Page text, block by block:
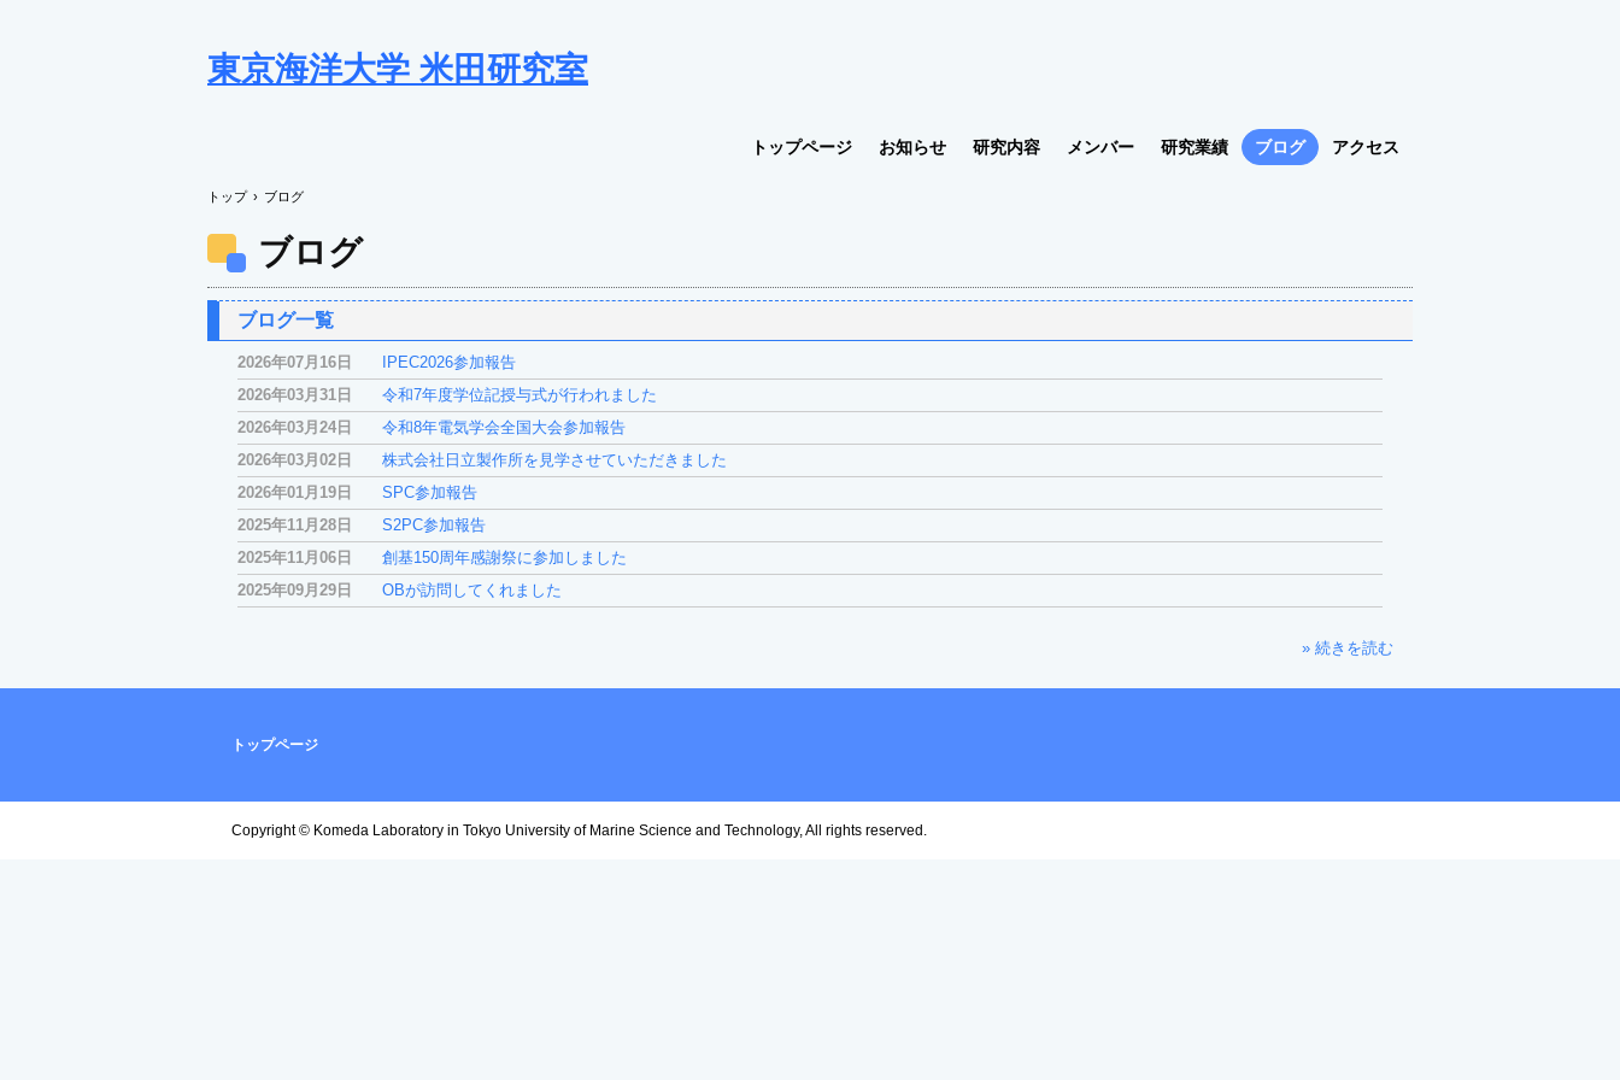
東京海洋大学 米田研究室
トップページ お知らせ 研究内容 メンバー 研究業績 ブログ アクセス
トップ › ブログ
ブログ
ブログ一覧
2026年07月16日
IPEC2026参加報告
2026年03月31日
令和7年度学位記授与式が行われました
2026年03月24日
令和8年電気学会全国大会参加報告
2026年03月02日
株式会社日立製作所を見学させていただきました
2026年01月19日
SPC参加報告
2025年11月28日
S2PC参加報告
2025年11月06日
創基150周年感謝祭に参加しました
2025年09月29日
OBが訪問してくれました
» 続きを読む
トップページ
Copyright © Komeda Laboratory in Tokyo University of Marine Science and Technology, All rights reserved.